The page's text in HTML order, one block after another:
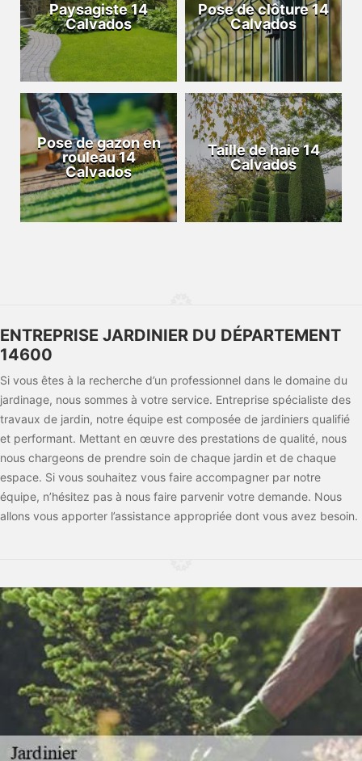
Paysagiste 14
Calvados
Pose de clôture 14
Calvados
Pose de gazon en
rouleau 14
Calvados
Taille de haie 14
Calvados
ENTREPRISE JARDINIER DU DÉPARTEMENT
14600
Si vous êtes à la recherche d’un professionnel dans le domaine du
jardinage, nous sommes à votre service. Entreprise spécialiste des
travaux de jardin, notre équipe est composée de jardiniers qualifié
et performant. Mettant en œuvre des prestations de qualité, nous
nous chargeons de prendre soin de chaque jardin et de chaque
espace. Si vous souhaitez vous faire accompagner par notre
équipe, n’hésitez pas à nous faire parvenir votre demande. Nous
allons vous apporter l’assistance appropriée dont vous avez besoin.